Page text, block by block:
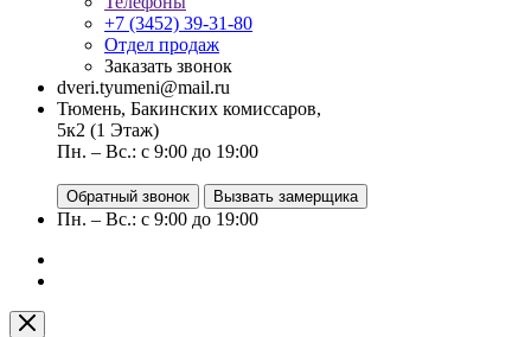
+7 (3452) 39-31-80
Отдел продаж
Заказать звонок
dveri.tyumeni@mail.ru
Тюмень, Бакинских комиссаров,
5к2 (1 Этаж)
Пн. – Вс.: с 9:00 до 19:00
Обратный звонок Вызвать замерщика
Пн. – Вс.: с 9:00 до 19:00